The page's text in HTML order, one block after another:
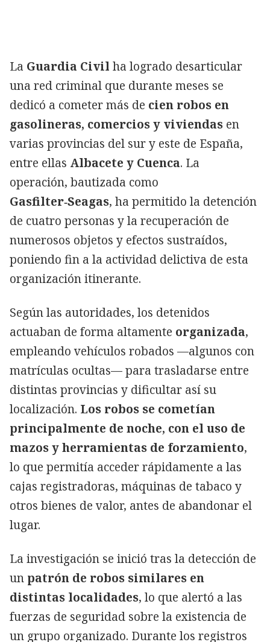
La Guardia Civil ha logrado desarticular
una red criminal que durante meses se
dedicó a cometer más de cien robos en
gasolineras, comercios y viviendas en
varias provincias del sur y este de España,
entre ellas Albacete y Cuenca. La
operación, bautizada como
Gasfilter‑Seagas, ha permitido la detención
de cuatro personas y la recuperación de
numerosos objetos y efectos sustraídos,
poniendo fin a la actividad delictiva de esta
organización itinerante.
Según las autoridades, los detenidos
actuaban de forma altamente organizada,
empleando vehículos robados —algunos con
matrículas ocultas— para trasladarse entre
distintas provincias y dificultar así su
localización. Los robos se cometían
principalmente de noche, con el uso de
mazos y herramientas de forzamiento,
lo que permitía acceder rápidamente a las
cajas registradoras, máquinas de tabaco y
otros bienes de valor, antes de abandonar el
lugar.
La investigación se inició tras la detección de
un patrón de robos similares en
distintas localidades, lo que alertó a las
fuerzas de seguridad sobre la existencia de
un grupo organizado. Durante los registros